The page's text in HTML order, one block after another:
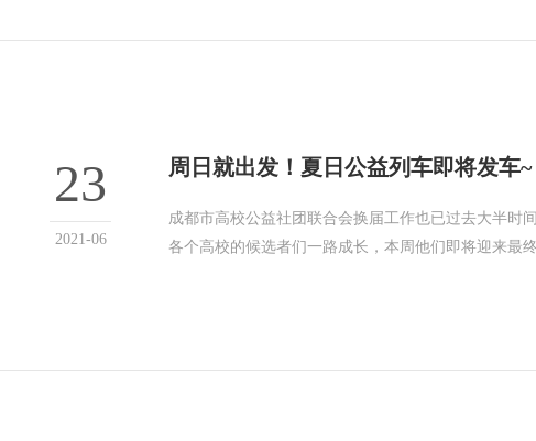
23
2021-06
周日就出发！夏日公益列车即将发车~
成都市高校公益社团联合会换届工作也已过去大半时
各个高校的候选者们一路成长，本周他们即将迎来最